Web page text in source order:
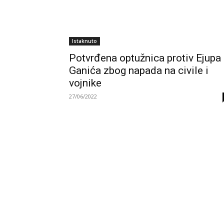
Istaknuto
Potvrđena optužnica protiv Ejupa
Ganića zbog napada na civile i
vojnike
27/06/2022